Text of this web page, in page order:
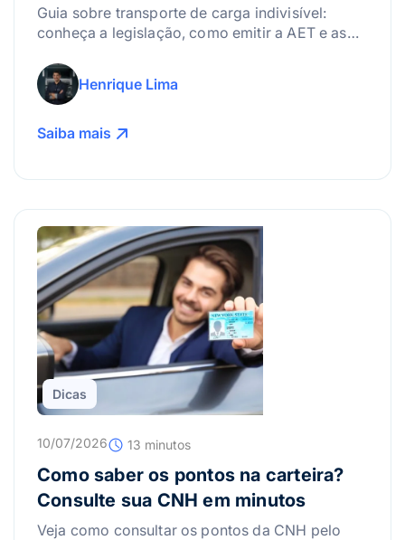
Guia sobre transporte de carga indivisível:
conheça a legislação, como emitir a AET e as
Henrique Lima
Saiba mais
Dicas
10/07/2026 13 minutos
Como saber os pontos na carteira?
Consulte sua CNH em minutos
Veja como consultar os pontos da CNH pelo